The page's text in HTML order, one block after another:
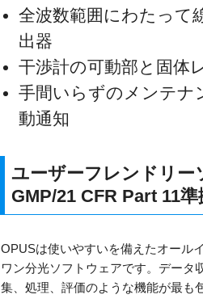
全波数範囲にわたって
出器
干渉計の可動部と固体
手間いらずのメンテナ
動通知
ユーザーフレンドリー
GMP/21 CFR Part 11準
OPUSは使いやすいを備えたオール
ワン分光ソフトウェアです。データ
集、処理、評価のような機能が最も